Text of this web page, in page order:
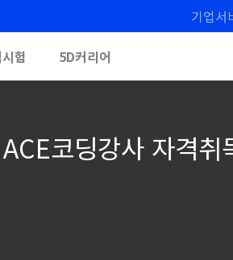
기업서
험 5D커리어
코딩강사 자격취